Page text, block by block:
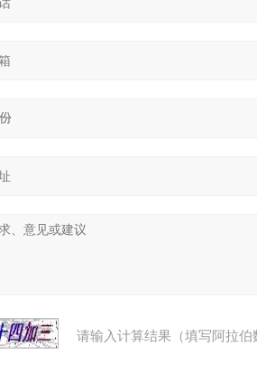
请输入计算结果（填写阿拉